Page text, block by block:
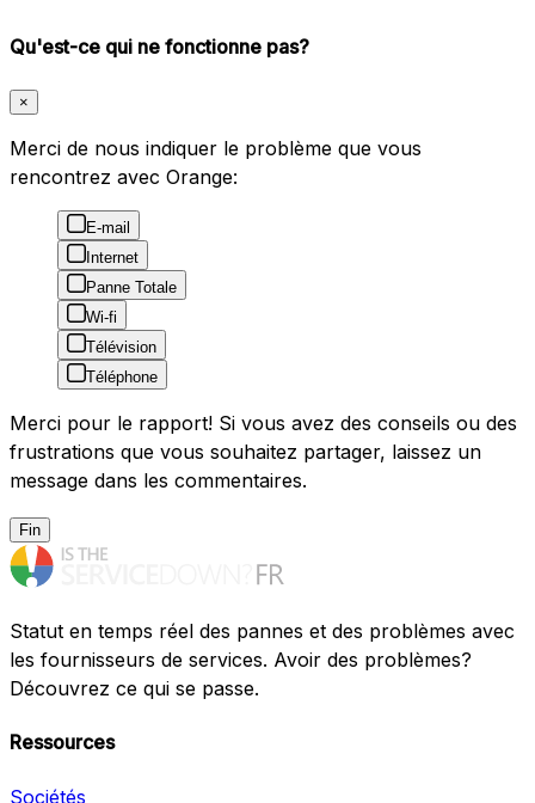
Qu'est-ce qui ne fonctionne pas?
×
Merci de nous indiquer le problème que vous
rencontrez avec Orange:
E-mail
Internet
Panne Totale
Wi-fi
Télévision
Téléphone
Merci pour le rapport! Si vous avez des conseils ou des
frustrations que vous souhaitez partager, laissez un
message dans les commentaires.
Fin
Statut en temps réel des pannes et des problèmes avec
les fournisseurs de services. Avoir des problèmes?
Découvrez ce qui se passe.
Ressources
Sociétés